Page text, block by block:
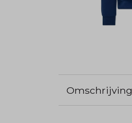
Omschrijving